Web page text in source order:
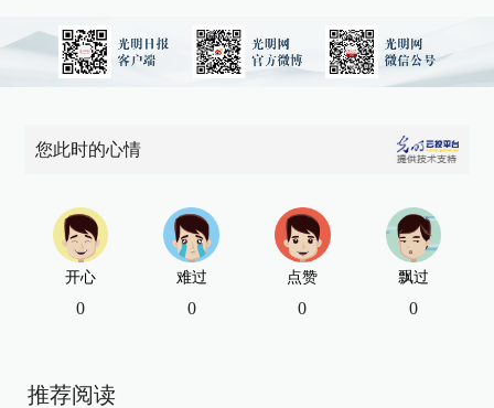
您此时的心情
开心
0
难过
0
点赞
0
飘过
0
推荐阅读